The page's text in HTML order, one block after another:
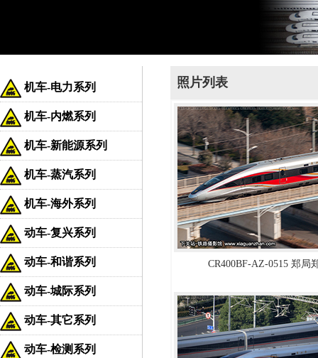
机车-电力系列
机车-内燃系列
机车-新能源系列
机车-蒸汽系列
机车-海外系列
动车-复兴系列
动车-和谐系列
动车-城际系列
动车-其它系列
动车-检测系列
照片列表
CR400BF-AZ-0515 郑局